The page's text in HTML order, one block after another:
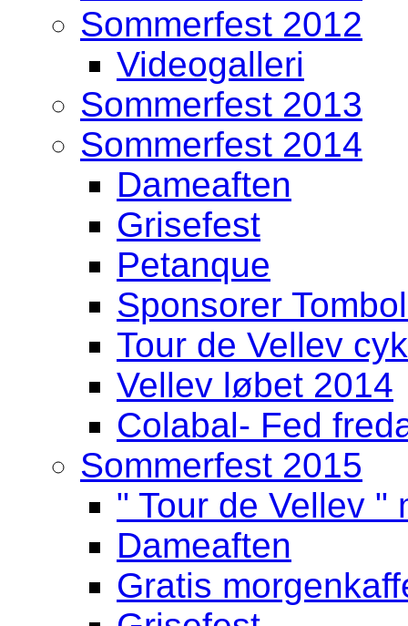
Sommerfest 2012
Videogalleri
Sommerfest 2013
Sommerfest 2014
Dameaften
Grisefest
Petanque
Sponsorer
Tour de Vellev
Vellev løbet 2014
Colabal- Fed
Sommerfest 2015
" Tour de Vellev "
Dameaften
Gratis